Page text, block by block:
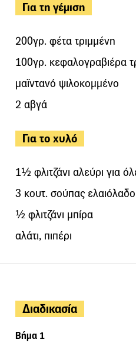
Για τη γέμιση
200γρ. φέτα τριμμένη
100γρ. κεφαλογραβιέρα
μαϊντανό ψιλοκομμένο
2 αβγά
Για το χυλό
1½ φλιτζάνι αλεύρι για
3 κουτ. σούπας ελαιόλαδο
½ φλιτζάνι μπίρα
αλάτι, πιπέρι
Διαδικασία
Βήμα 1